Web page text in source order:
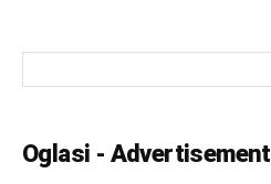
Oglasi - Advertisement